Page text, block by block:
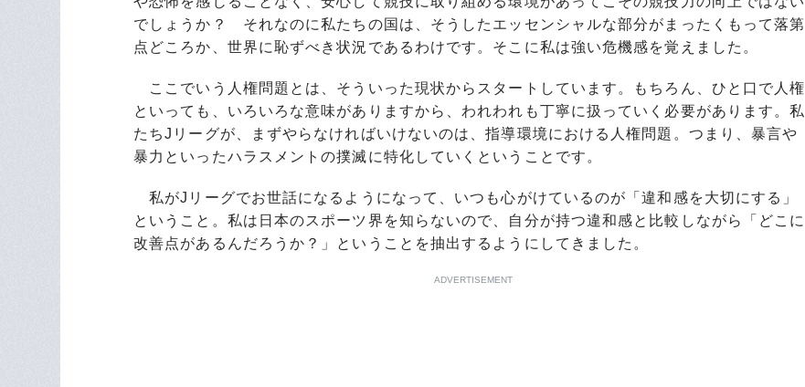
でしょうか？ それなのに私たちの国は、そうしたエッセンシャルな部分がまったくもって落第
点どころか、世界に恥ずべき状況であるわけです。そこに私は強い危機感を覚えました。
ここでいう人権問題とは、そういった現状からスタートしています。もちろん、ひと口で人権
といっても、いろいろな意味がありますから、われわれも丁寧に扱っていく必要があります。私
たちJリーグが、まずやらなければいけないのは、指導環境における人権問題。つまり、暴言や
暴力といったハラスメントの撲滅に特化していくということです。
私がJリーグでお世話になるようになって、いつも心がけているのが「違和感を大切にする」
ということ。私は日本のスポーツ界を知らないので、自分が持つ違和感と比較しながら「どこに
改善点があるんだろうか？」ということを抽出するようにしてきました。
ADVERTISEMENT